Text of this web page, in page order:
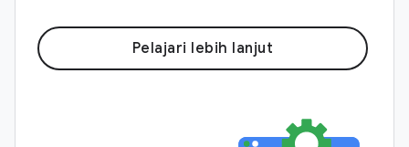
Pelajari lebih lanjut